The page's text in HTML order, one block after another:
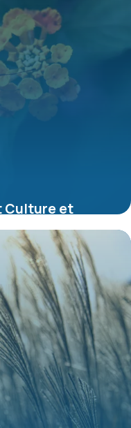
Culture et